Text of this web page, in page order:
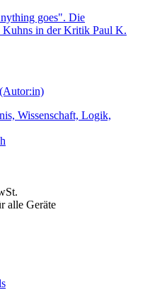
Wissenschaft, Logik,
alle Geräte